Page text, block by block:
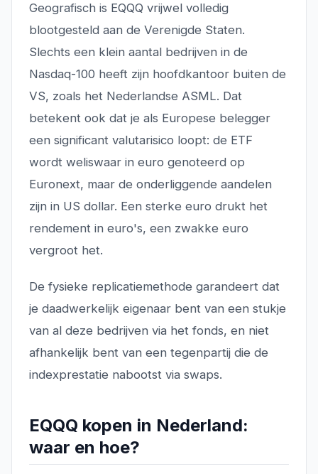
Geografisch is EQQQ vrijwel volledig
blootgesteld aan de Verenigde Staten.
Slechts een klein aantal bedrijven in de
Nasdaq-100 heeft zijn hoofdkantoor buiten de
VS, zoals het Nederlandse ASML. Dat
betekent ook dat je als Europese belegger
een significant valutarisico loopt: de ETF
wordt weliswaar in euro genoteerd op
Euronext, maar de onderliggende aandelen
zijn in US dollar. Een sterke euro drukt het
rendement in euro's, een zwakke euro
vergroot het.
De fysieke replicatiemethode garandeert dat
je daadwerkelijk eigenaar bent van een stukje
van al deze bedrijven via het fonds, en niet
afhankelijk bent van een tegenpartij die de
indexprestatie nabootst via swaps.
EQQQ kopen in Nederland:
waar en hoe?